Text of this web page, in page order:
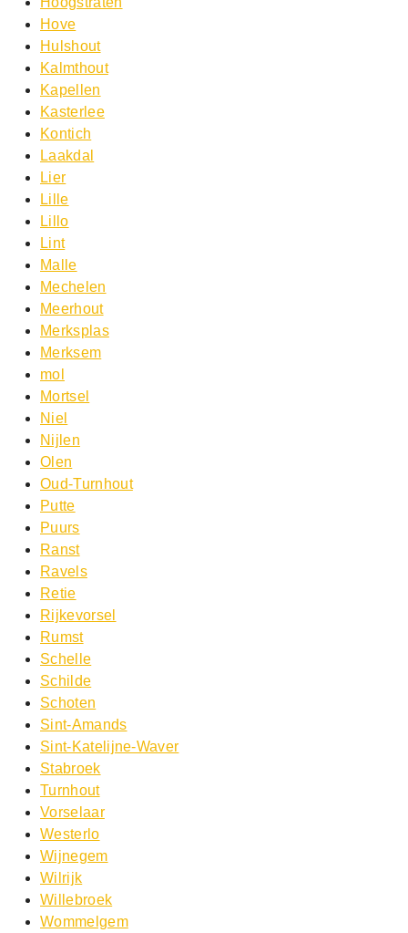
Hove
Hulshout
Kalmthout
Kapellen
Kasterlee
Kontich
Laakdal
Lier
Lille
Lillo
Lint
Malle
Mechelen
Meerhout
Merksplas
Merksem
mol
Mortsel
Niel
Nijlen
Olen
Oud-Turnhout
Putte
Puurs
Ranst
Ravels
Retie
Rijkevorsel
Rumst
Schelle
Schilde
Schoten
Sint-Amands
Sint-Katelijne-Waver
Stabroek
Turnhout
Vorselaar
Westerlo
Wijnegem
Wilrijk
Willebroek
Wommelgem